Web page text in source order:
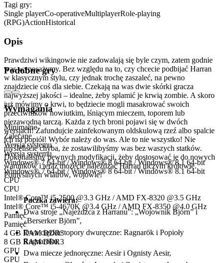
Tagi gry:
Single playerCo-operativeMultiplayerRole-playing
(RPG)ActionHistorical
Opis
Prawdziwi wikingowie nie zadowalają się byle czym, zatem godnie
was wyposażymy. Bez względu na to, czy chcecie podbijać Harran
w klasycznym stylu, czy jednak trochę zaszaleć, na pewno
znajdziecie coś dla siebie. Czekają na was dwie skórki gracza
najwyższej jakości – idealne, żeby splamić je krwią zombie. A skoro
już mówimy o krwi, to będziecie mogli masakrować swoich
przeciwników nowiutkim, lśniącym mieczem, toporem lub
niezawodną tarczą. Każda z tych broni pojawi się w dwóch
wersjach! Zafundujcie zainfekowanym oldskulową rzeź albo spalcie
ich na popiół! Wybór należy do was. Ale to nie wszystko! Nie
myśleliście chyba, że zostawilibyśmy was bez waszych statków.
Dokonaliśmy pewnych modyfikacji, żeby dostosować je do nowych
warunków i teraz możecie najeżdżać Harran niczym królowie.
Pomyślnych wiatrów, wojowie!
Paczka zawiera:
Dwa stroje „Najeźdźca z Harranu”: „Wojownik Björn” i
„Berserker Björn”,
Dwa ciężkie topory dwuręczne: Ragnarök i Popioły
Ragnaröku,
Dwa miecze jednoręczne: Aesir i Ognisty Aesir,
Podobne gry
Wymagania
Minimalne
Zalecane
Wersja systemu
Wersja systemu
Windows® 7 64-bit / Windows® 8 64-bit / Windows® 8.1 64-bit
Windows® 7 64-bit / Windows® 8 64-bit / Windows® 8.1 64-bit
CPU
CPU
Intel® Core™ i5-2500 @3.3 GHz / AMD FX-8320 @3.5 GHz
Intel® Core™ i5-4670K @3.4 GHz / AMD FX-8350 @4.0 GHz
Pamięć
Pamięć
4 GB RAM DDR3
8 GB RAM DDR3
GPU
GPU